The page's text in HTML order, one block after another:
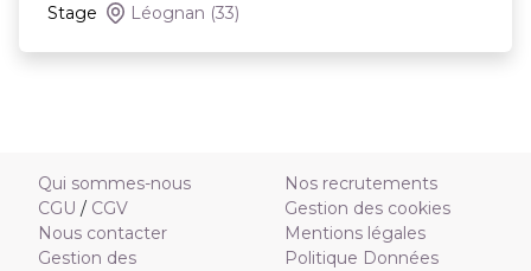
Stage Léognan (33)
Qui sommes-nous
CGU / CGV
Nous contacter
Gestion des
Nos recrutements
Gestion des cookies
Mentions légales
Politique Données